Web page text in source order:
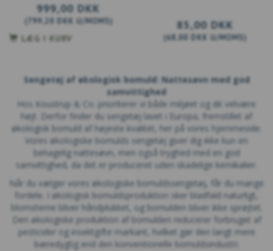
999,00 DKK
799,20 DKK U/MOMS)
LÆG I KURV
85,00 DKK
(68,00 DKK U/MOMS)
Sengetøj af økologisk bomuld: Nattesøvn med god
samvittighed
Hos Koustrup & Co. prioriterer vi både miljøet og dit velvære
højt. Derfor finder du sengetøj lavet i Europa, fremstillet af
økologisk bomuld af højeste kvalitet, her på vores hjemmeside.
Vores økologiske bomulds sengetøj giver dig ikke kun en
behagelig nattesøvn, men også tryghed med en god
samvittighed, da det er produceret uden skadelige kemikalier.
Når du vælger vores økologiske bomuldssengetøj, får du mange
fordele. I økologisk bomuldsproduktion sker bladfald naturligt,
blomsterne bliver håndplukket, og bomulden bliver ikke sprøjtet.
Den økologiske produktion af bomulden reducerer forbruget af
pesticider og insektgifte markant, hvilket gør den langt mere
bæredygtig end den konventionelle bomuldsindustri.